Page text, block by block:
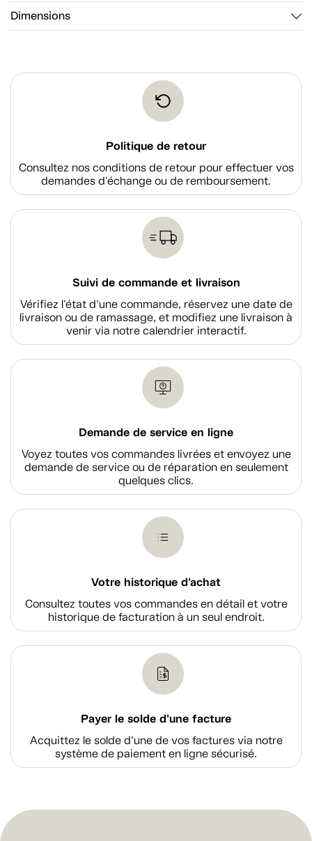
Dimensions
Politique de retour
Consultez nos conditions de retour pour effectuer vos
demandes d'échange ou de remboursement.
Suivi de commande et livraison
Vérifiez l'état d'une commande, réservez une date de
livraison ou de ramassage, et modifiez une livraison à
venir via notre calendrier interactif.
Demande de service en ligne
Voyez toutes vos commandes livrées et envoyez une
demande de service ou de réparation en seulement
quelques clics.
Votre historique d'achat
Consultez toutes vos commandes en détail et votre
historique de facturation à un seul endroit.
Payer le solde d'une facture
Acquittez le solde d’une de vos factures via notre
système de paiement en ligne sécurisé.